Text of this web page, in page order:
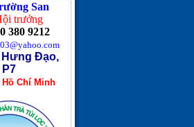
San
trưởng
380 9212
Hưng Đạo,
P7
Hồ Chí Minh